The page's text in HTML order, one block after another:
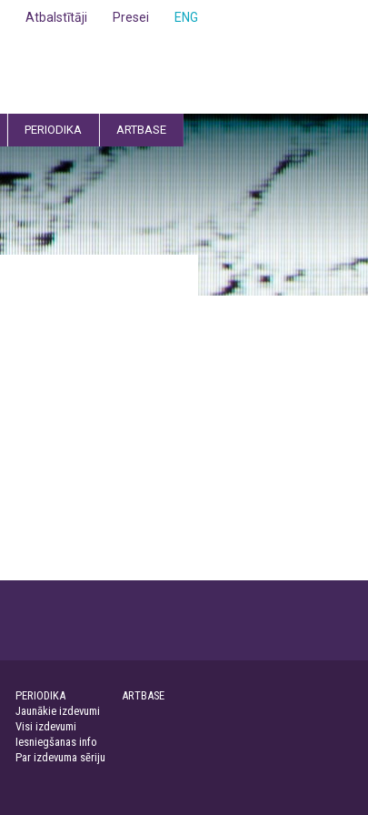
ENG
Presei
Atbalstītāji
PERIODIKA ARTBASE
PERIODIKA
Jaunākie izdevumi
Visi izdevumi
Iesniegšanas info
Par izdevuma sēriju
ARTBASE